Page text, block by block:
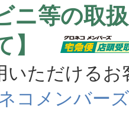
ニ等の取
】
ただけるお
コメンバーズ